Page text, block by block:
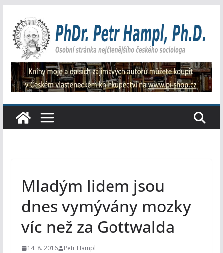
obsah
Mladým lidem jsou
dnes vymývány mozky
víc než za Gottwalda
14. 8. 2016 Petr Hampl